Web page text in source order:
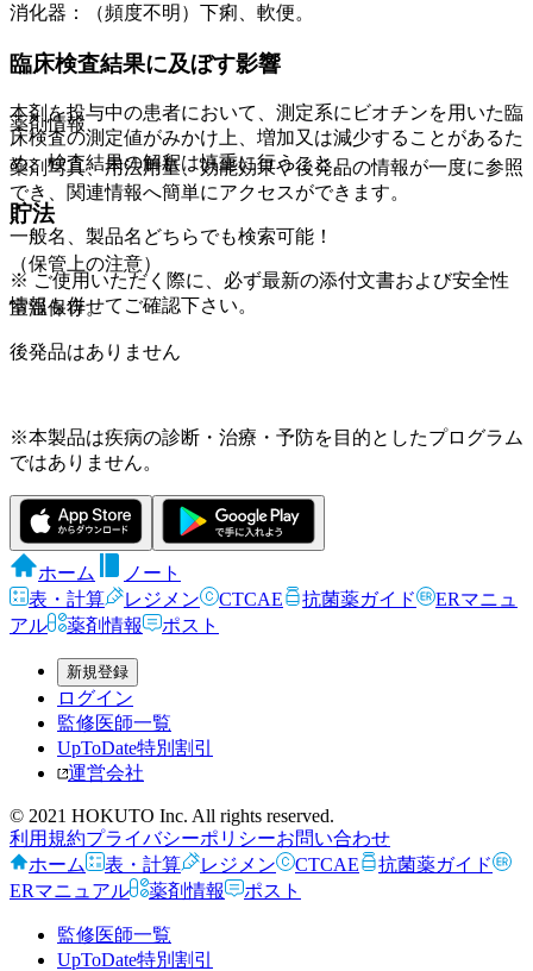
消化器：（頻度不明）下痢、軟便。
臨床検査結果に及ぼす影響
本剤を投与中の患者において、測定系にビオチンを用いた臨
床検査の測定値がみかけ上、増加又は減少することがあるた
め、検査結果の解釈は慎重に行うこと。
貯法
（保管上の注意）
室温保存。
後発品はありません
薬剤情報
薬剤写真、用法用量、効能効果や後発品の情報が一度に参照
でき、関連情報へ簡単にアクセスができます。
一般名、製品名どちらでも検索可能！
※ ご使用いただく際に、必ず最新の添付文書および安全性
情報も併せてご確認下さい。
※本製品は疾病の診断・治療・予防を目的としたプログラム
ではありません。
ホーム
ノート
表・計算
レジメン CTCAE 抗菌薬ガイド
ERマニュ
アル
薬剤情報 ポスト
新規登録
ログイン
監修医師一覧
UpToDate特別割引
運営会社
© 2021 HOKUTO Inc. All rights reserved.
利用規約プライバシーポリシーお問い合わせ
ホーム
表・計算 レジメン CTCAE
抗菌薬ガイド
ERマニュアル
薬剤情報 ポスト
監修医師一覧
UpToDate特別割引